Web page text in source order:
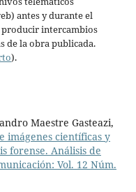
antes y durante el
producir intercambios
de la obra publicada.
).
Maestre Gasteazi,
imágenes científicas y
forense. Análisis de
Vol. 12 Núm.